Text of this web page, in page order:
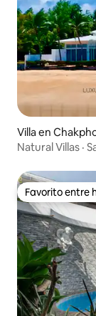
Villa en
Natural Villas ·
Favorito entre
Favorito entre